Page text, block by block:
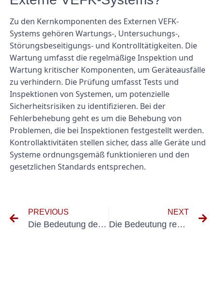
Zu den Kernkomponenten des Externen VEFK-
Systems gehören Wartungs-, Untersuchungs-,
Störungsbeseitigungs- und Kontrolltätigkeiten. Die
Wartung umfasst die regelmäßige Inspektion und
Wartung kritischer Komponenten, um Geräteausfälle
zu verhindern. Die Prüfung umfasst Tests und
Inspektionen von Systemen, um potenzielle
Sicherheitsrisiken zu identifizieren. Bei der
Fehlerbehebung geht es um die Behebung von
Problemen, die bei Inspektionen festgestellt werden.
Kontrollaktivitäten stellen sicher, dass alle Geräte und
Systeme ordnungsgemäß funktionieren und den
gesetzlichen Standards entsprechen.
PREVIOUS
Die Bedeutung der Prüfung tragbarer biotechnologischer Geräte: Ein Leitfaden zur Prüfung ortsveränderlicher Geräte
NEXT
Die Bedeutung regelmäßiger Elektroprüfungen: Warum Sie eine wiederkehrende Elektroprüfung einplanen sollten